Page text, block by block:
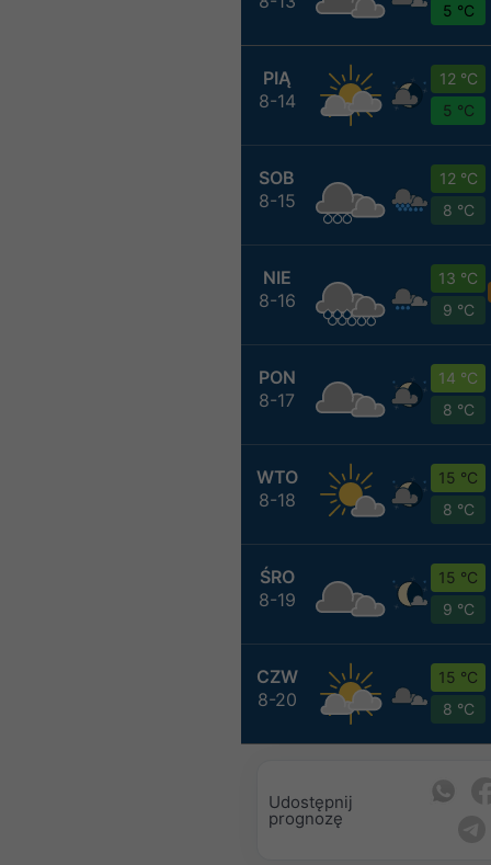
5 °C
PIĄ
8-14
12 °C
5 °C
SOB
8-15
12 °C
8 °C
NIE
8-16
13 °C
9 °C
PON
8-17
14 °C
8 °C
WTO
8-18
15 °C
8 °C
ŚRO
8-19
15 °C
9 °C
CZW
8-20
15 °C
8 °C
Udostępnij
prognozę